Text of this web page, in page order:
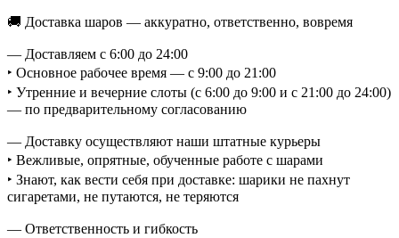
🚚 Доставка шаров — аккуратно, ответственно, вовремя
— Доставляем с 6:00 до 24:00
‣ Основное рабочее время — с 9:00 до 21:00
‣ Утренние и вечерние слоты (с 6:00 до 9:00 и с 21:00 до 24:00)
— по предварительному согласованию
— Доставку осуществляют наши штатные курьеры
‣ Вежливые, опрятные, обученные работе с шарами
‣ Знают, как вести себя при доставке: шарики не пахнут
сигаретами, не путаются, не теряются
— Ответственность и гибкость